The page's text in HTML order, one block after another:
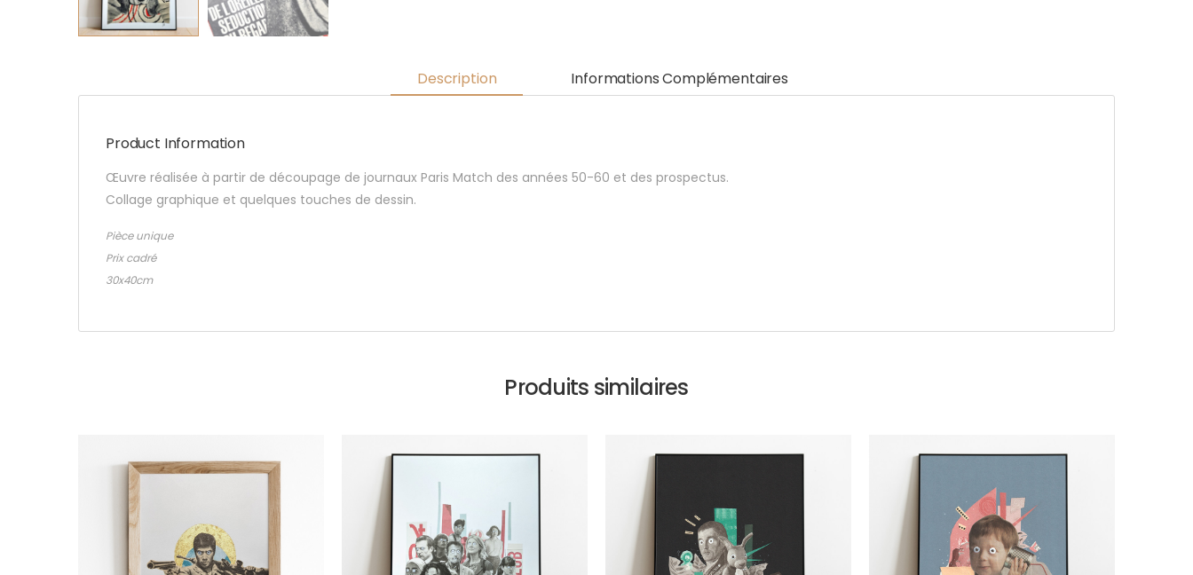
Description Informations Complémentaires
Product Information
Œuvre réalisée à partir de découpage de journaux Paris Match des années 50-60 et des prospectus.
Collage graphique et quelques touches de dessin.
Pièce unique
Prix cadré
30x40cm
Produits similaires